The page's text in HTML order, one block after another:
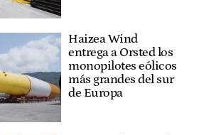
Haizea Wind
entrega a Orsted los
monopilotes eólicos
más grandes del sur
de Europa